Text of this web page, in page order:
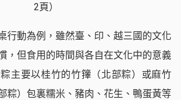
2頁）
行動為例，雖然臺、印、越三國的文化
，但食用的時間與各自在文化中的意義
主要以桂竹的竹籜（北部粽）或麻竹
粽）包裏糯米、豬肉、花生、鴨蛋黃等